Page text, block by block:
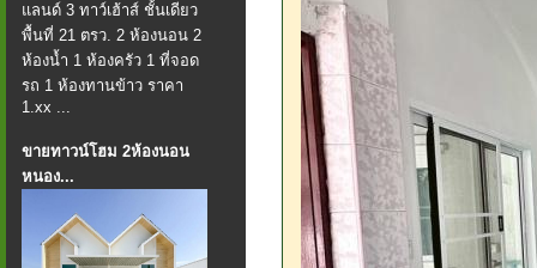
แลนด์ 3 ทาว์เฮ้าส์ ชั้นเดียว
พื้นที่ 21 ตรว. 2 ห้องนอน 2
ห้องน้ำ 1 ห้องครัว 1 ที่จอด
รถ 1 ห้องทานข้าว ราคา
1.xx ...
ขายทาวน์โฮม 2ห้องนอน
หนอง...